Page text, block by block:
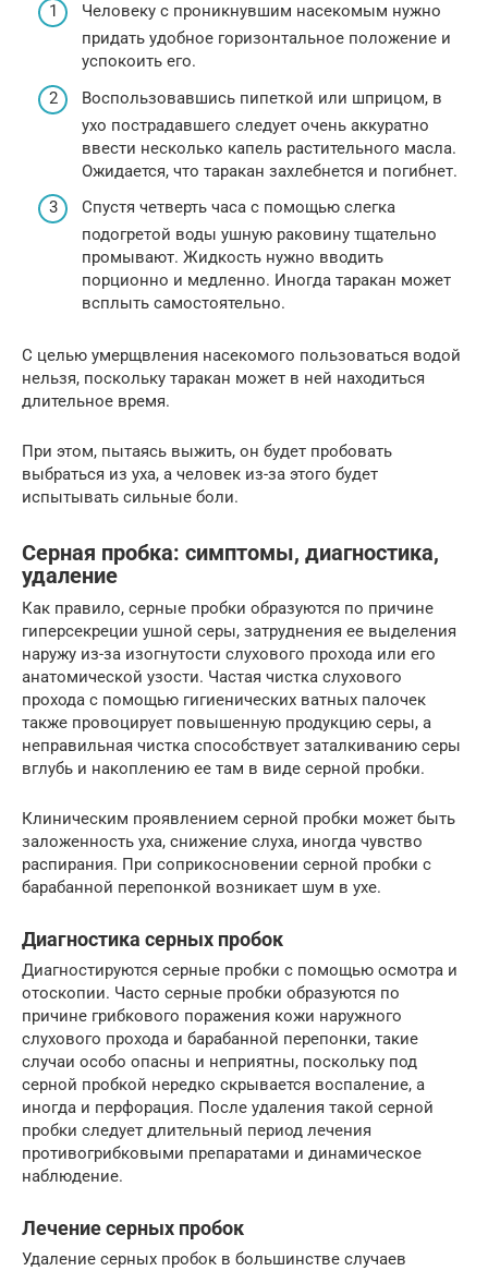
Человеку с проникнувшим насекомым нужно
придать удобное горизонтальное положение и
успокоить его.
Воспользовавшись пипеткой или шприцом, в
ухо пострадавшего следует очень аккуратно
ввести несколько капель растительного масла.
Ожидается, что таракан захлебнется и погибнет.
Спустя четверть часа с помощью слегка
подогретой воды ушную раковину тщательно
промывают. Жидкость нужно вводить
порционно и медленно. Иногда таракан может
всплыть самостоятельно.
С целью умерщвления насекомого пользоваться водой
нельзя, поскольку таракан может в ней находиться
длительное время.
При этом, пытаясь выжить, он будет пробовать
выбраться из уха, а человек из-за этого будет
испытывать сильные боли.
Серная пробка: симптомы, диагностика,
удаление
Как правило, серные пробки образуются по причине
гиперсекреции ушной серы, затруднения ее выделения
наружу из-за изогнутости слухового прохода или его
анатомической узости. Частая чистка слухового
прохода с помощью гигиенических ватных палочек
также провоцирует повышенную продукцию серы, а
неправильная чистка способствует заталкиванию серы
вглубь и накоплению ее там в виде серной пробки.
Клиническим проявлением серной пробки может быть
заложенность уха, снижение слуха, иногда чувство
распирания. При соприкосновении серной пробки с
барабанной перепонкой возникает шум в ухе.
Диагностика серных пробок
Диагностируются серные пробки с помощью осмотра и
отоскопии. Часто серные пробки образуются по
причине грибкового поражения кожи наружного
слухового прохода и барабанной перепонки, такие
случаи особо опасны и неприятны, поскольку под
серной пробкой нередко скрывается воспаление, а
иногда и перфорация. После удаления такой серной
пробки следует длительный период лечения
противогрибковыми препаратами и динамическое
наблюдение.
Лечение серных пробок
Удаление серных пробок в большинстве случаев